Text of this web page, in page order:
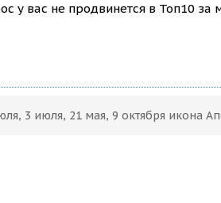
у вас не продвинется в Топ10 за
3 июля, 21 мая, 9 октября икона